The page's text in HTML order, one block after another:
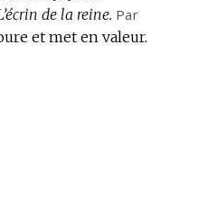
de la reine. Par
et met en valeur.